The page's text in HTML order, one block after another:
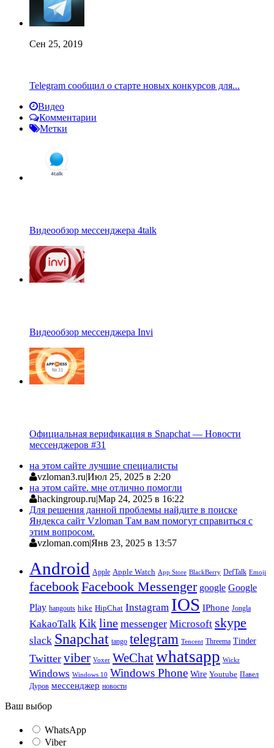
Сен 25, 2019
Telegram сообщил о старте новых конкурсов для...
Видео
Комментарии
Метки
Видеообзор мессенджера 4talk
Видеообзор мессенджера Invi
Официальная верификация в Snapchat — Новости
мессенджеров #31
на этом сайте лучшие специалисты
vzloman3.ru|Июл 25, 2025 в 2:20
на этом сайте. мне отлично помогли
hackingroup.ru|Мар 24, 2025 в 16:22
Для решения данной проблемы найдите в поиске
Яндекса сайт Vzloman Там вам помогут справиться с
этим вопросом.
vzloman.com|Янв 23, 2025 в 13:57
Android Apple Apple Watch App Store BlackBerry DefTalk Emoji
facebookFacebook Messenger google Google
Play hangouts hike HipChat Instagram IOS IPhone Jongla
KakaoTalk Kik line messenger Microsoft skype
slack Snapchat tango telegram Tencent Threema Tinder
Twitter viber Voxer WeChatwhatsapp Wickr
Windows Windows 10 Windows Phone Wire Youtube Павел
Дуров мессенджер новости
Ваш выбор
WhatsApp
Viber